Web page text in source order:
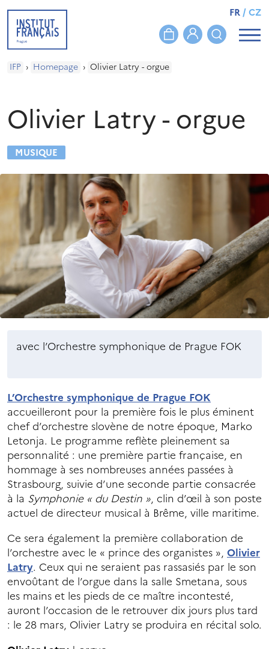
FR/CZ
IFP › Homepage › Olivier Latry - orgue
Olivier Latry - orgue
MUSIQUE
avec l’Orchestre symphonique de Prague FOK
L’Orchestre symphonique de Prague FOK
accueilleront pour la première fois le plus éminent
chef d’orchestre slovène de notre époque, Marko
Letonja. Le programme reflète pleinement sa
personnalité : une première partie française, en
hommage à ses nombreuses années passées à
Strasbourg, suivie d’une seconde partie consacrée
à la Symphonie « du Destin », clin d’œil à son poste
actuel de directeur musical à Brême, ville maritime.
Ce sera également la première collaboration de
l’orchestre avec le « prince des organistes », Olivier
Latry. Ceux qui ne seraient pas rassasiés par le son
envoûtant de l’orgue dans la salle Smetana, sous
les mains et les pieds de ce maître incontesté,
auront l’occasion de le retrouver dix jours plus tard
: le 28 mars, Olivier Latry se produira en récital solo.